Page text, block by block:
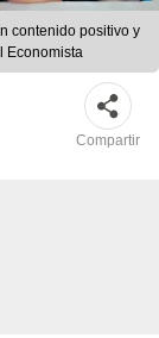
contenido positivo y
Economista
Compartir